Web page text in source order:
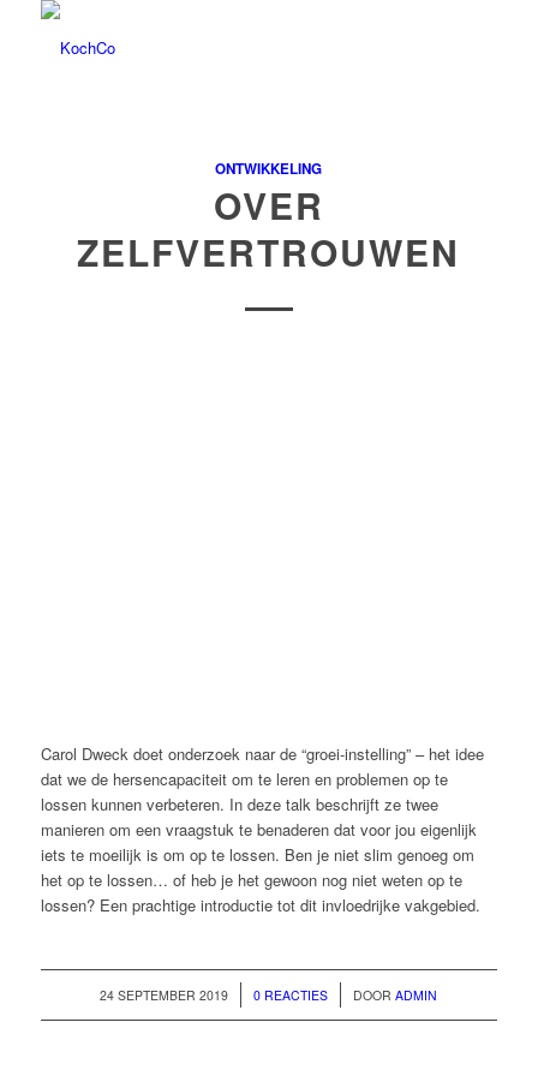
ONTWIKKELING
OVER
ZELFVERTROUWEN
Carol Dweck doet onderzoek naar de “groei-instelling” – het idee
dat we de hersencapaciteit om te leren en problemen op te
lossen kunnen verbeteren. In deze talk beschrijft ze twee
manieren om een vraagstuk te benaderen dat voor jou eigenlijk
iets te moeilijk is om op te lossen. Ben je niet slim genoeg om
het op te lossen… of heb je het gewoon nog niet weten op te
lossen? Een prachtige introductie tot dit invloedrijke vakgebied.
24 SEPTEMBER 2019
/ 0 REACTIES
/ DOORADMIN